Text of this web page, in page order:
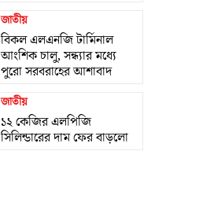
জাতীয়
বিকল এলএনজি টার্মিনাল
আংশিক চালু, সন্ধ্যার মধ্যে
পুরো সরবরাহের আশাবাদ
জাতীয়
১২ কেজির এলপিজি
সিলিন্ডারের দাম ফের বাড়লো